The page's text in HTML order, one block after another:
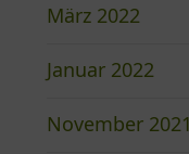
März 2022
Januar 2022
November 2021